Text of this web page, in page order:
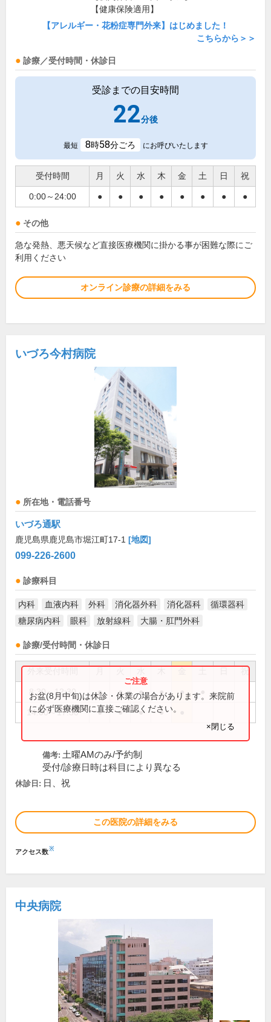
【健康保険適用】
【アレルギー・花粉症専門外来】はじめました！
こちらから＞＞
診療／受付時間・休診日
受診までの目安時間
22分後
最短 8時58分ごろ にお呼びいたします
受付時間 月 火 水 木 金 土 日 祝
0:00～24:00 ● ● ● ● ● ● ● ●
その他
急な発熱、悪天候など直接医療機関に掛かる事が困難な際にご
利用ください
オンライン診療の詳細をみる
いづろ今村病院
所在地・電話番号
いづろ通駅
鹿児島県鹿児島市堀江町17-1 [地図]
099-226-2600
診療科目
内科 血液内科 外科 消化器外科 消化器科
循環器科
糖尿病内科
眼科 放射線科 大腸・肛門外科
診療/受付時間・休診日
祝
8:30～12:30 ● ● ● ● ●
14:00～17:30 ● ● ● ●
お盆(8月中旬)は休診・休業の場合があります。来院前
に必ず医療機関に直接ご確認ください。
×閉じる
備考: 土曜AMのみ/予約制
受付/診療日時は科目により異なる
休診日: 日、祝
この医院の詳細をみる
アクセス数※
中央病院